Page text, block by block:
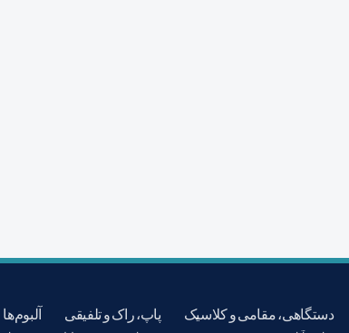
دستگاهی، مقامی و کلاسیک پاپ، راک و تلفیقی آلبوم‌ها